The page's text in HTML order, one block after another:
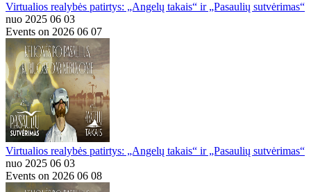
Virtualios realybės patirtys: „Angelų takais“ ir „Pasaulių sutvėrimas“
nuo 2025 06 03
Events on 2026 06 07
Virtualios realybės patirtys: „Angelų takais“ ir „Pasaulių sutvėrimas“
nuo 2025 06 03
Events on 2026 06 08